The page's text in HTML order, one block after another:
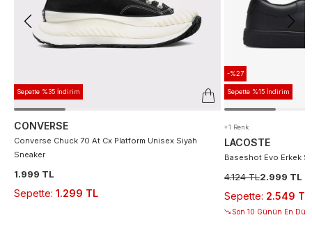
Sepette %35 İndirim
CONVERSE
Converse Chuck 70 At Cx Platform Unisex Siyah
Sneaker
1.999 TL
Sepette: 1.299 TL
-%27
Sepette %15 İndirim
+1 Renk
LACOSTE
Baseshot Evo Erkek
4.124 TL2.999 TL
Sepette: 2.549 TL
Son 10 Günün En